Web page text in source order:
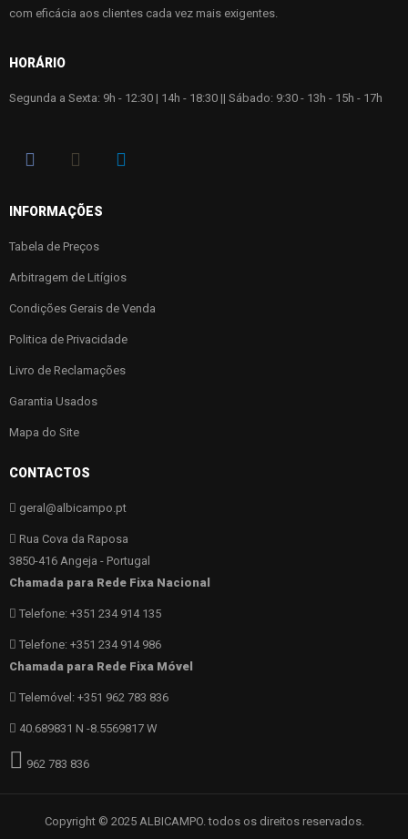
com eficácia aos clientes cada vez mais exigentes.
HORÁRIO
Segunda a Sexta: 9h - 12:30 | 14h - 18:30 || Sábado: 9:30 - 13h - 15h - 17h
INFORMAÇÕES
Tabela de Preços
Arbitragem de Litígios
Condições Gerais de Venda
Politica de Privacidade
Livro de Reclamações
Garantia Usados
Mapa do Site
CONTACTOS
geral@albicampo.pt
Rua Cova da Raposa
3850-416 Angeja - Portugal
Chamada para Rede Fixa Nacional
Telefone: +351 234 914 135
Telefone: +351 234 914 986
Chamada para Rede Fixa Móvel
Telemóvel: +351 962 783 836
40.689831 N -8.5569817 W
962 783 836
Copyright © 2025 ALBICAMPO. todos os direitos reservados.